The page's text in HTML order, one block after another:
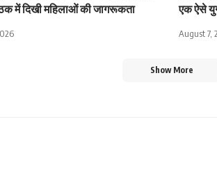
में दिखी महिलाओं की जागरूकता
एक ऐसे
August 7,
Show More